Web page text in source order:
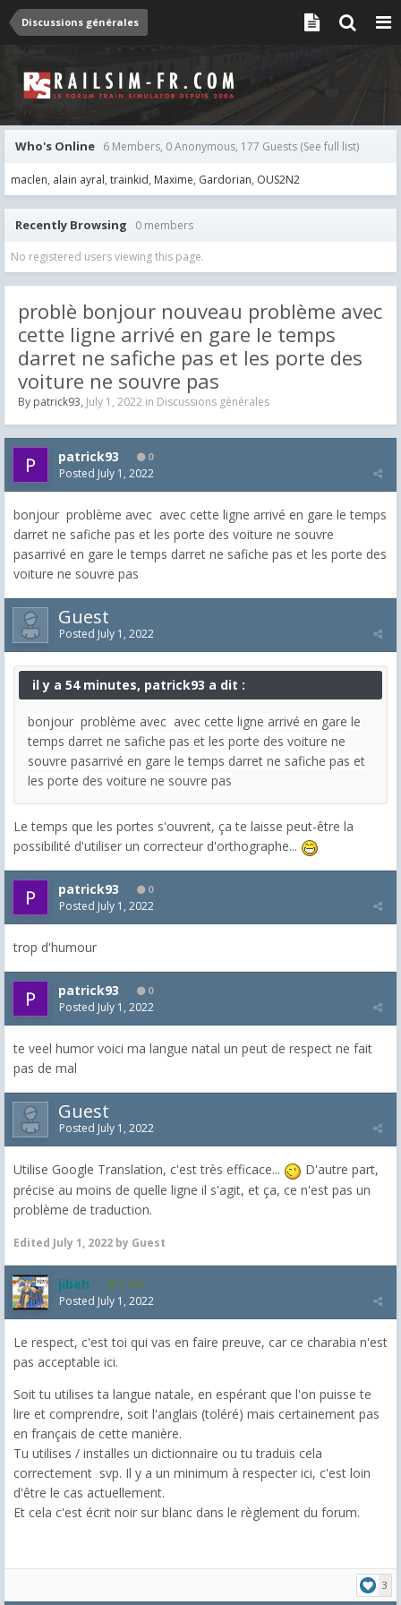
Discussions générales
Who's Online 6 Members, 0 Anonymous, 177 Guests (See full list)
maclen alain ayral trainkid Maxime Gardorian OUS2N2
Recently Browsing 0 members
No registered users viewing this page.
problè bonjour nouveau problème avec
cette ligne arrivé en gare le temps
darret ne safiche pas et les porte des
voiture ne souvre pas
By patrick93, July 1, 2022 in Discussions générales
patrick93 0
Posted July 1, 2022
bonjour problème avec avec cette ligne arrivé en gare le temps
darret ne safiche pas et les porte des voiture ne souvre
pasarrivé en gare le temps darret ne safiche pas et les porte des
voiture ne souvre pas
Guest
Posted July 1, 2022
il y a 54 minutes, patrick93 a dit :
bonjour problème avec avec cette ligne arrivé en gare le
temps darret ne safiche pas et les porte des voiture ne
souvre pasarrivé en gare le temps darret ne safiche pas et
les porte des voiture ne souvre pas
Le temps que les portes s'ouvrent, ça te laisse peut-être la
possibilité d'utiliser un correcteur d'orthographe...
patrick93 0
Posted July 1, 2022
trop d'humour
patrick93 0
Posted July 1, 2022
te veel humor voici ma langue natal un peut de respect ne fait
pas de mal
Guest
Posted July 1, 2022
Utilise Google Translation, c'est très efficace...
D'autre part,
précise au moins de quelle ligne il s'agit, et ça, ce n'est pas un
problème de traduction.
Edited July 1, 2022 by Guest
jibeh 5,469
Posted July 1, 2022
Le respect, c'est toi qui vas en faire preuve, car ce charabia n'est
pas acceptable ici.
Soit tu utilises ta langue natale, en espérant que l'on puisse te
lire et comprendre, soit l'anglais (toléré) mais certainement pas
en français de cette manière.
Tu utilises / installes un dictionnaire ou tu traduis cela
correctement svp. Il y a un minimum à respecter ici, c'est loin
d'être le cas actuellement.
Et cela c'est écrit noir sur blanc dans le règlement du forum.
3